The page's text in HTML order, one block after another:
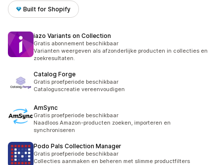
Built for Shopify
iazo Variants on Collection
Gratis abonnement beschikbaar
Varianten weergeven als afzonderlijke producten in collecties en
zoekresultaten.
Catalog Forge
Gratis proefperiode beschikbaar
Cataloguscreatie vereenvoudigen
AmSync
Gratis proefperiode beschikbaar
Naadloos Amazon-producten zoeken, importeren en
synchroniseren
Podo Pals Collection Manager
Gratis proefperiode beschikbaar
Collecties aanmaken en beheren met slimme productfilters